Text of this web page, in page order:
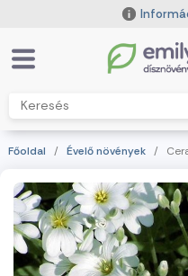
Főoldal / Évelő növények /